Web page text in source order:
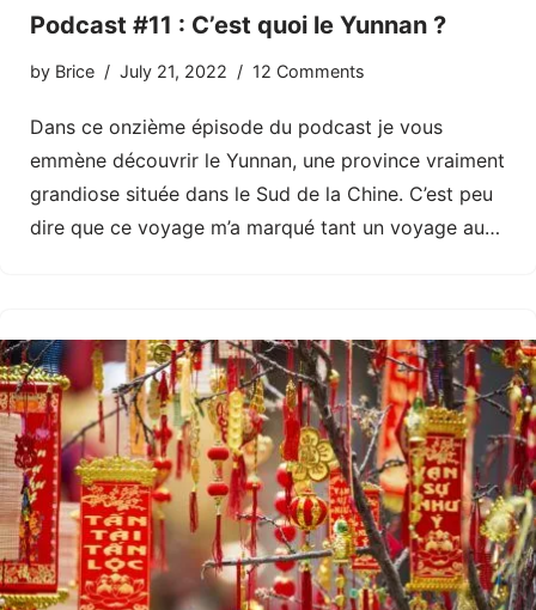
Podcast #11 : C’est quoi le Yunnan ?
by Brice July 21, 2022 12 Comments
Dans ce onzième épisode du podcast je vous
emmène découvrir le Yunnan, une province vraiment
grandiose située dans le Sud de la Chine. C’est peu
dire que ce voyage m’a marqué tant un voyage au…